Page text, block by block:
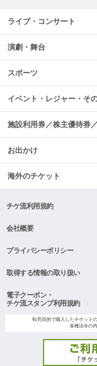
ライブ・コンサート
演劇・舞台
スポーツ
イベント・レジャー・そ
施設利用券／株主優待券
お出かけ
海外のチケット
チケ流利用規約
会社概要
プライバシーポリシー
取得する情報の取り扱い
電子クーポン・
チケ流スタンプ利用規約
転売目的で購入したチケット
各種法令の